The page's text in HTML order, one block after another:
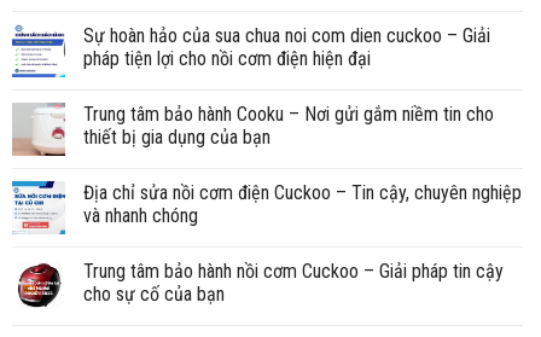
Sự hoàn hảo của sua chua noi com dien cuckoo – Giải
pháp tiện lợi cho nồi cơm điện hiện đại
Trung tâm bảo hành Cooku – Nơi gửi gắm niềm tin cho
thiết bị gia dụng của bạn
Địa chỉ sửa nồi cơm điện Cuckoo – Tin cậy, chuyên nghiệp
và nhanh chóng
Trung tâm bảo hành nồi cơm Cuckoo – Giải pháp tin cậy
cho sự cố của bạn